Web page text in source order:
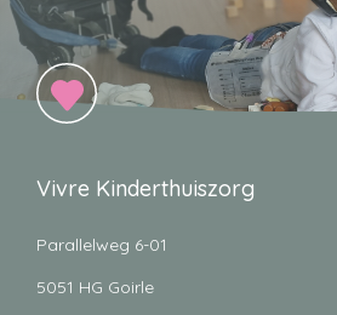
Thuisbeademing
en mond.
Vivre Kinderthuiszorg
Parallelweg 6-01
5051 HG Goirle